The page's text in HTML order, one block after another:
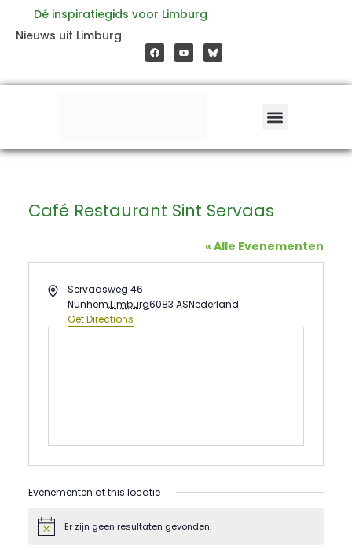
inhoud
Dé inspiratiegids voor Limburg
Nieuws uit Limburg
a
c
e
o
o
o
u
t
b
e
Café Restaurant Sint Servaas
« Alle Evenementen
AddressServaasweg 46
Nunhem,Limburg6083 ASNederland
Get Directions
Evenementen at this locatie
BerichtEr zijn geen resultaten gevonden.